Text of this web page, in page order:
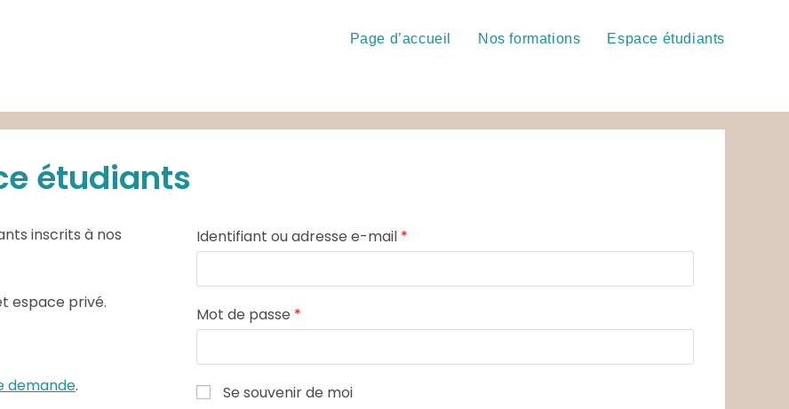
Page d’accueil Nos formations Espace étudiants
étudiants
inscrits à nos
espace privé.
demande.
Identifiant ou adresse e-mail *
Mot de passe *
Se souvenir de moi